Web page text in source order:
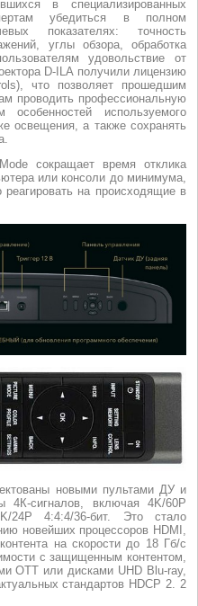
в специализированных
убедиться в полном
показателях: точность
углы обзора, обработка
удовольствие от
D-ILA получили лицензию
что позволяет прошедшим
проводить профессиональную
используемого
освещения, а также сохранять
сокращает время отклика
или консоли до минимума,
реагировать на происходящие в
новыми пультами ДУ и
4К-сигналов, включая 4K/60P
24P 4:4:4/36-бит. Это стало
новейших процессоров HDMI,
на скорости до 18 Гб/с
с защищенным контентом,
OTT или дисками UHD Blu-ray,
стандартов HDCP 2. 2